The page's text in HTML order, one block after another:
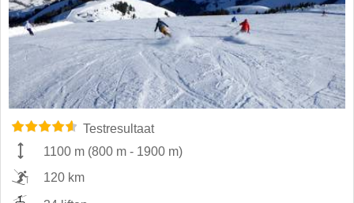
Testresultaat
1100 m (800 m - 1900 m)
120 km